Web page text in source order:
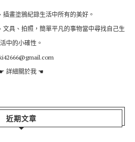
畫塗鴉紀錄生活中所有的美好。
具、拍照，簡單平凡的事物當中尋找自己生
活中的小確性。
☛ 詳細關於我 ☚
近期文章